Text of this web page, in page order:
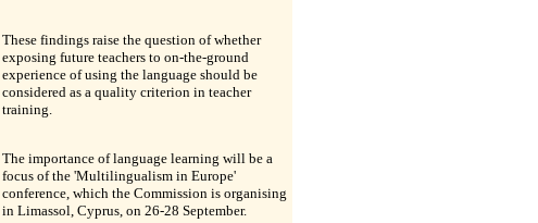
These findings raise the question of whether
exposing future teachers to on-the-ground
experience of using the language should be
considered as a quality criterion in teacher
training.
The importance of language learning will be a
focus of the 'Multilingualism in Europe'
conference, which the Commission is organising
in Limassol, Cyprus, on 26-28 September.